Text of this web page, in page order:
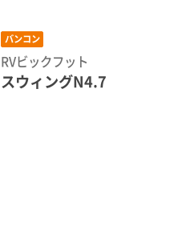
バンコン
RVビックフット
スウィングN4.7